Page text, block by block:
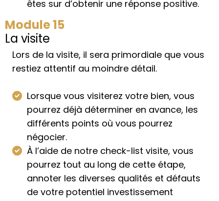
êtes sur d’obtenir une réponse positive.
Module 15
La visite
Lors de la visite, il sera primordiale que vous
restiez attentif au moindre détail.
Lorsque vous visiterez votre bien, vous
pourrez déjà déterminer en avance, les
différents points où vous pourrez
négocier.
À l’aide de notre check-list visite, vous
pourrez tout au long de cette étape,
annoter les diverses qualités et défauts
de votre potentiel investissement